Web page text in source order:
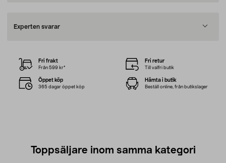
Experten svarar
Fri frakt
Från 599 kr*
Fri retur
Till valfri butik
Öppet köp
365 dagar öppet köp
Hämta i butik
Beställ online, från butikslager
Toppsäljare inom samma kategori